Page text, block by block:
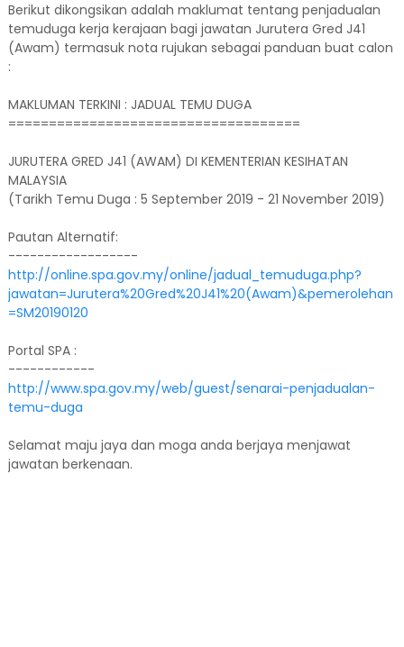
Berikut dikongsikan adalah maklumat tentang penjadualan
temuduga kerja kerajaan bagi jawatan Jurutera Gred J41
(Awam) termasuk nota rujukan sebagai panduan buat calon
:
MAKLUMAN TERKINI : JADUAL TEMU DUGA
====================================
JURUTERA GRED J41 (AWAM) DI KEMENTERIAN KESIHATAN
MALAYSIA
(Tarikh Temu Duga : 5 September 2019 - 21 November 2019)
Pautan Alternatif:
------------------
http://online.spa.gov.my/online/jadual_temuduga.php?
jawatan=Jurutera%20Gred%20J41%20(Awam)&pemerolehan
=SM20190120
Portal SPA :
------------
http://www.spa.gov.my/web/guest/senarai-penjadualan-
temu-duga
Selamat maju jaya dan moga anda berjaya menjawat
jawatan berkenaan.